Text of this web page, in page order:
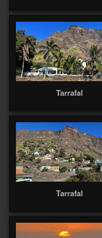
Tarrafal
Tarrafal